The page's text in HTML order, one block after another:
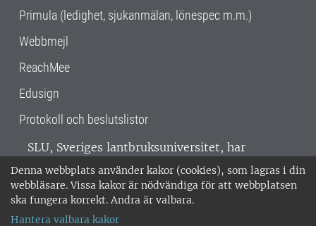
Denna webbplats använder kakor (cookies), som lagras i din
webbläsare. Vissa kakor är nödvändiga för att webbplatsen
ska fungera korrekt. Andra är valbara.
Hantera valbara kakor
Primula (ledighet, sjukanmälan, lönespec m.m.)
Webbmejl
ReachMee
Edusign
Protokoll och beslutslistor
SLU, Sveriges lantbruksuniversitet, har
verksamhet över hela Sverige. Huvudorter är
Alnarp, Uppsala och Umeå.SLU är
miljöcertifierat enligt ISO 14001. •
018-67 10 00 • Org nr: 202100-2817 •